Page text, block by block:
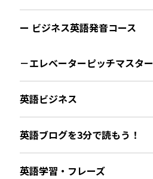
ー ビジネス英語発音コース
－エレベーターピッチマスター
英語ビジネス
英語ブログを3分で読もう！
英語学習・フレーズ